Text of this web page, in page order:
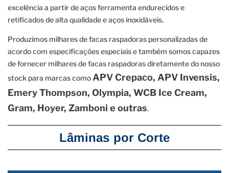
excelência a partir de aços ferramenta endurecidos e
retificados de alta qualidade e aços inoxidáveis.
Produzimos milhares de facas raspadoras personalizadas de
acordo com especificações especiais e também somos capazes
de fornecer milhares de facas raspadoras diretamente do nosso
stock para marcas como APV Crepaco, APV Invensis,
Emery Thompson, Olympia, WCB Ice Cream,
Gram, Hoyer, Zamboni e outras.
Lâminas por Corte